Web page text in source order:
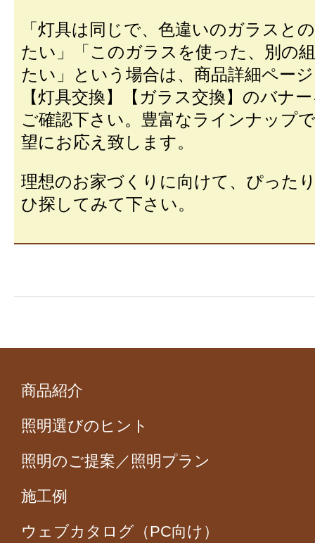
「灯具は同じで、色違いのガラスと
たい」「このガラスを使った、別の
たい」という場合は、商品詳細ペー
【灯具交換】【ガラス交換】のバナ
ご確認下さい。豊富なラインナップ
望にお応え致します。
理想のお家づくりに向けて、ぴった
ひ探してみて下さい。
商品紹介
照明選びのヒント
照明のご提案／照明プラン
施工例
ウェブカタログ（PC向け）